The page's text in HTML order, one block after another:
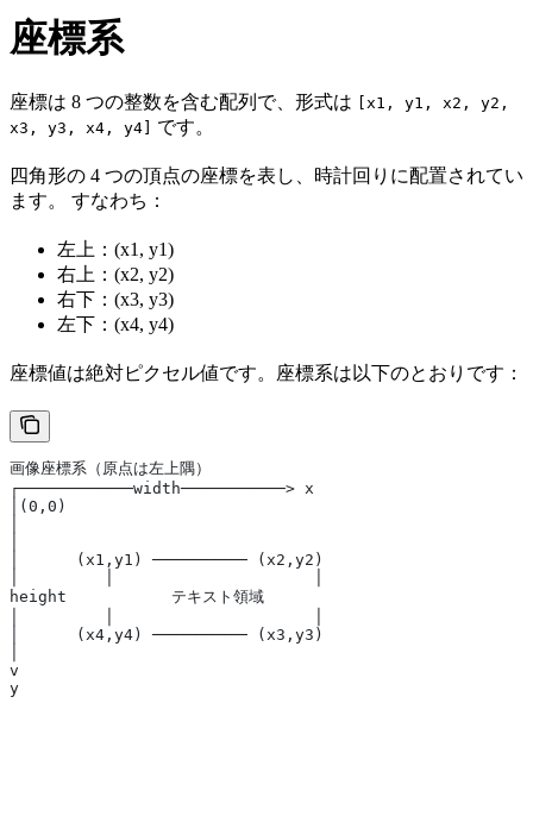
座標系
座標は 8 つの整数を含む配列で、形式は
[x1, y1, x2, y2,
x3, y3, x4, y4]
です。
四角形の 4 つの頂点の座標を表し、時計回りに配置されてい
ます。 すなわち：
左上：(x1, y1)
右上：(x2, y2)
右下：(x3, y3)
左下：(x4, y4)
座標値は絶対ピクセル値です。座標系は以下のとおりです：
画像座標系（原点は左上隅）
┌────────────width───────────> x
│(0,0)
│      (x1,y1) ────────── (x2,y2)
height           テキスト領域
│      (x4,y4) ────────── (x3,y3)
v
y